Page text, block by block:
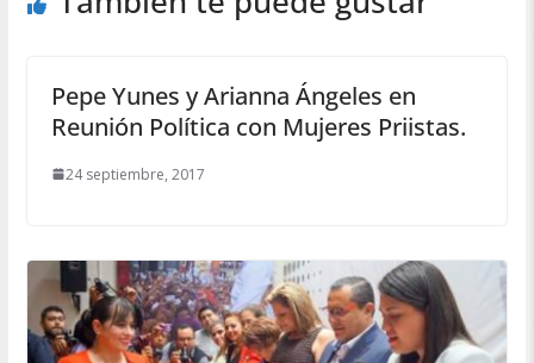
Pepe Yunes y Arianna Ángeles en
Reunión Política con Mujeres Priistas.
24 septiembre, 2017